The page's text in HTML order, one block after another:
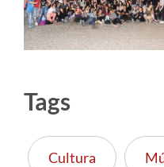
Tags
Cultura